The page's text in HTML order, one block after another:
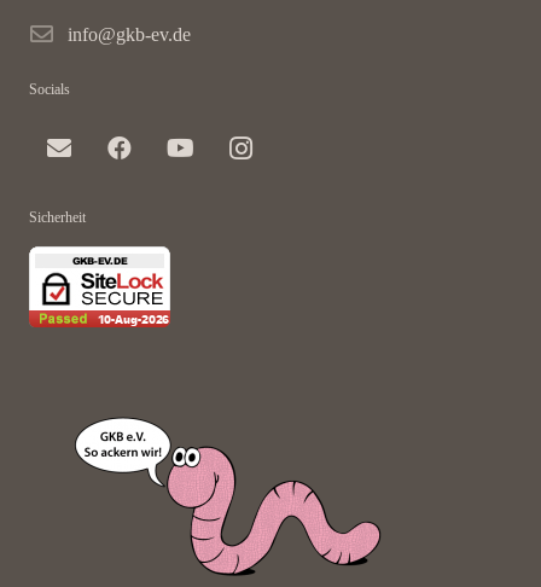
info@gkb-ev.de
Socials
Sicherheit